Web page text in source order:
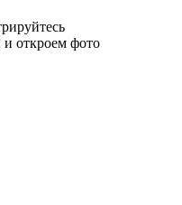
откроем фото